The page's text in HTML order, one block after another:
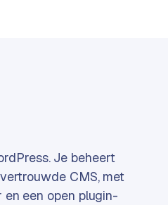
Je beheert
CMS, met
een open plugin-